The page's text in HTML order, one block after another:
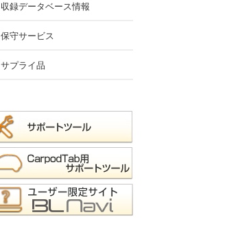
収録データベース情報
保守サービス
サプライ品